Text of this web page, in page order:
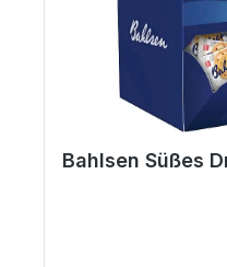
Bahlsen Süßes